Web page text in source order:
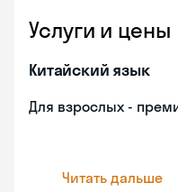
Услуги и цены
Китайский язык
Для взрослых -
Читать дальше